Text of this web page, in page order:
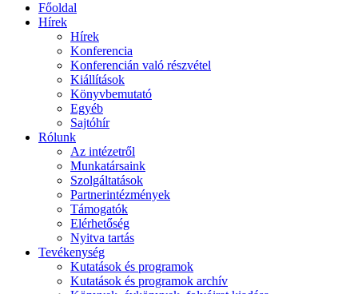
Főoldal
Hírek
Hírek
Konferencia
Konferencián való részvétel
Kiállítások
Könyvbemutató
Egyéb
Sajtóhír
Rólunk
Az intézetről
Munkatársaink
Szolgáltatások
Partnerintézmények
Támogatók
Elérhetőség
Nyitva tartás
Tevékenység
Kutatások és programok
Kutatások és programok archív